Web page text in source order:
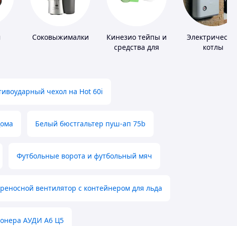
Соковыжималки
Кинезио тейпы и
средства для
котлы
чехол на Hot 60i
Белый бюстгальтер пуш-ап 75b
Футбольные ворота и футбольный мяч
вентилятор с контейнером для льда
АУДИ А6 Ц5